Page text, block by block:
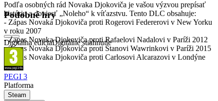
Podľa osobných rád Novaka Djokoviča je vašou výzvou prepísať
históriu a doviesť „Noleho“ k víťazstvu. Tento DLC obsahuje:
- Zápas Novaka Djokoviča proti Rogerovi Federerovi v New Yorku
v roku 2007
- Zápas Novaka Djokoviča proti Rafaelovi Nadalovi v Paríži 2012
- Zápas Novaka Djokoviča proti Stanovi Wawrinkovi v Paríži 2015
- Zápas Novaka Djokoviča proti Carlosovi Alcarazovi v Londýne
2023
Podobné hry
Digitálna edíciaDigitálne stiahnutie
PEGI 3
Platforma
Steam